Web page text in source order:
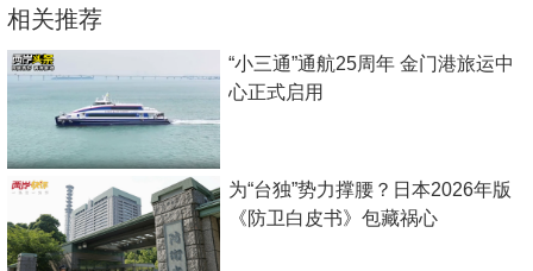
相关推荐
“小三通”通航25周年 金门港旅运中
心正式启用
为“台独”势力撑腰？日本2026年版
《防卫白皮书》包藏祸心